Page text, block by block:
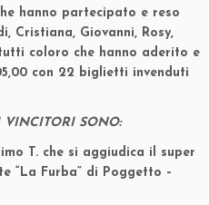
hanno partecipato e reso
Cristiana, Giovanni, Rosy,
coloro che hanno aderito e
con 22 biglietti invenduti
SONO:
T. che si aggiudica il super
“La Furba” di Poggetto –